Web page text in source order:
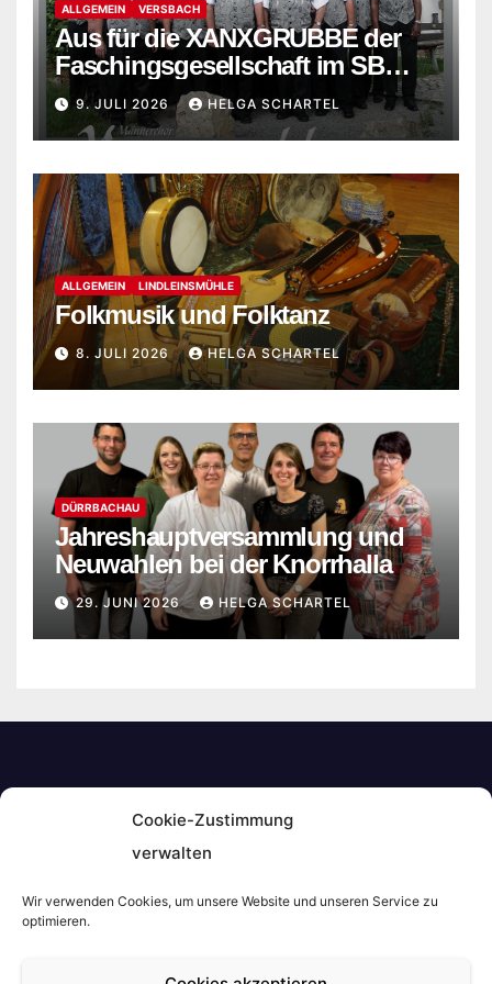
Cookie-Zustimmung
verwalten
Wir verwenden Cookies, um unsere Website und unseren Service zu
optimieren.
ALLGEMEIN VERSBACH
Aus für die XANXGRUBBE der
Faschingsgesellschaft im SB
Versbach
9. JULI 2026 HELGA SCHARTEL
ALLGEMEIN LINDLEINSMÜHLE
Folkmusik und Folktanz
8. JULI 2026 HELGA SCHARTEL
DÜRRBACHAU
Jahreshauptversammlung und
Neuwahlen bei der Knorrhalla
29. JUNI 2026 HELGA SCHARTEL
Mainfrankenkurier